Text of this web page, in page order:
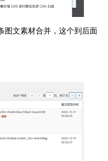
图文素材合并，这个到后面